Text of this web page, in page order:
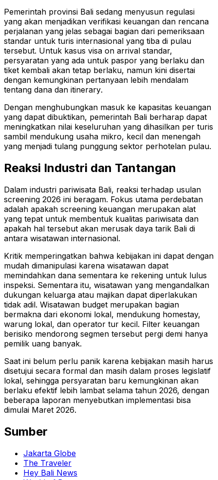
Pemerintah provinsi Bali sedang menyusun regulasi
yang akan menjadikan verifikasi keuangan dan rencana
perjalanan yang jelas sebagai bagian dari pemeriksaan
standar untuk turis internasional yang tiba di pulau
tersebut. Untuk kasus visa on arrival standar,
persyaratan yang ada untuk paspor yang berlaku dan
tiket kembali akan tetap berlaku, namun kini disertai
dengan kemungkinan pertanyaan lebih mendalam
tentang dana dan itinerary.
Dengan menghubungkan masuk ke kapasitas keuangan
yang dapat dibuktikan, pemerintah Bali berharap dapat
meningkatkan nilai keseluruhan yang dihasilkan per turis
sambil mendukung usaha mikro, kecil dan menengah
yang menjadi tulang punggung sektor perhotelan pulau.
Reaksi Industri dan Tantangan
Dalam industri pariwisata Bali, reaksi terhadap usulan
screening 2026 ini beragam. Fokus utama perdebatan
adalah apakah screening keuangan merupakan alat
yang tepat untuk membentuk kualitas pariwisata dan
apakah hal tersebut akan merusak daya tarik Bali di
antara wisatawan internasional.
Kritik memperingatkan bahwa kebijakan ini dapat dengan
mudah dimanipulasi karena wisatawan dapat
memindahkan dana sementara ke rekening untuk lulus
inspeksi. Sementara itu, wisatawan yang mengandalkan
dukungan keluarga atau majikan dapat diperlakukan
tidak adil. Wisatawan budget merupakan bagian
bermakna dari ekonomi lokal, mendukung homestay,
warung lokal, dan operator tur kecil. Filter keuangan
berisiko mendorong segmen tersebut pergi demi hanya
pemilik uang banyak.
Saat ini belum perlu panik karena kebijakan masih harus
disetujui secara formal dan masih dalam proses legislatif
lokal, sehingga persyaratan baru kemungkinan akan
berlaku efektif lebih lambat selama tahun 2026, dengan
beberapa laporan menyebutkan implementasi bisa
dimulai Maret 2026.
Sumber
Jakarta Globe
The Traveler
Hey Bali News